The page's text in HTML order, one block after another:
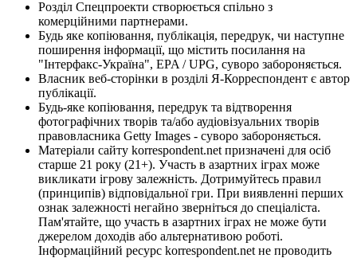
Розділ Спецпроекти створюється спільно з
комерційними партнерами.
Будь яке копіювання, публікація, передрук, чи наступне
поширення інформації, що містить посилання на
"Інтерфакс-Україна", EPA / UPG, суворо забороняється.
Власник веб-сторінки в розділі Я-Корреспондент є автор
публікації.
Будь-яке копіювання, передрук та відтворення
фотографічних творів та/або аудіовізуальних творів
правовласника Getty Images - суворо забороняється.
Матеріали сайту korrespondent.net призначені для осіб
старше 21 року (21+). Участь в азартних іграх може
викликати ігрову залежність. Дотримуйтесь правил
(принципів) відповідальної гри. При виявленні перших
ознак залежності негайно зверніться до спеціаліста.
Пам'ятайте, що участь в азартних іграх не може бути
джерелом доходів або альтернативою роботі.
Інформаційний ресурс korrespondent.net не проводить